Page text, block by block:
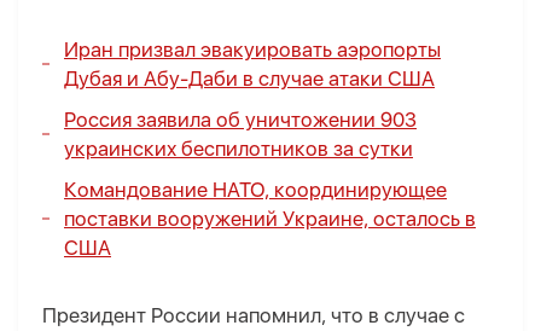
Иран призвал эвакуировать аэропорты
Дубая и Абу-Даби в случае атаки США
Россия заявила об уничтожении 903
украинских беспилотников за сутки
Командование НАТО, координирующее
поставки вооружений Украине, осталось в
США
Президент России напомнил, что в случае с